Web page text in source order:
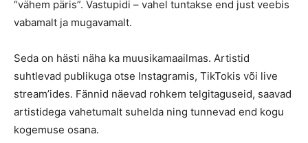
“vähem päris”. Vastupidi – vahel tuntakse end just veebis
vabamalt ja mugavamalt.
Seda on hästi näha ka muusikamaailmas. Artistid
suhtlevad publikuga otse Instagramis, TikTokis või live
stream’ides. Fännid näevad rohkem telgitaguseid, saavad
artistidega vahetumalt suhelda ning tunnevad end kogu
kogemuse osana.